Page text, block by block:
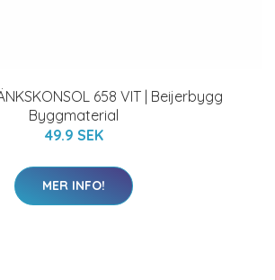
658 VIT | Beijerbygg
Byggmaterial
49.9 SEK
MER INFO!